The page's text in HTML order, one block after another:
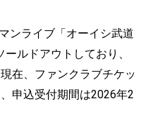
ンライブ「オーイシ武道
ルドアウトしており、
在、ファンクラブチケッ
申込受付期間は2026年2